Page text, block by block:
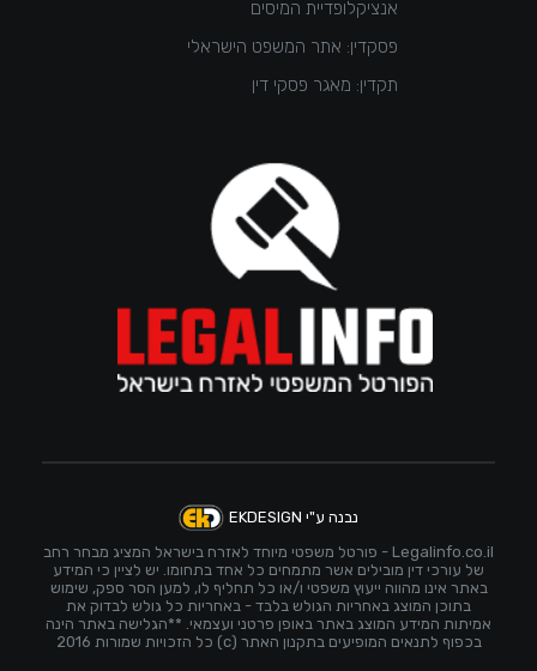
אנציקלופדיית המיסים
פסקדין: אתר המשפט הישראלי
תקדין: מאגר פסקי דין
נבנה ע"י EKDESIGN
Legalinfo.co.il - פורטל משפטי מיוחד לאזרח בישראל המציג מבחר רחב
של עורכי דין מובילים אשר מתמחים כל אחד בתחומו. יש לציין כי המידע
באתר אינו מהווה ייעוץ משפטי ו/או כל תחליף לו, למען הסר ספק, שימוש
בתוכן המוצג באחריות הגולש בלבד - באחריות כל גולש לבדוק את
אמיתות המידע המוצג באתר באופן פרטני ועצמאי. **הגלישה באתר הינה
בכפוף לתנאים המופיעים בתקנון האתר (c) כל הזכויות שמורות 2016